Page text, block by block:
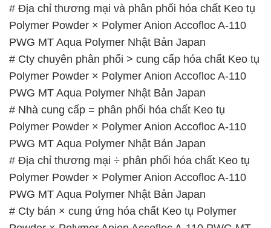
PWG MT Aqua Polymer Nhật Bản Japan
# Nhà cung cấp = phân phối hóa chất Keo tụ
Polymer Powder × Polymer Anion Accofloc A-110
PWG MT Aqua Polymer Nhật Bản Japan
# Địa chỉ thương mại ÷ phân phối hóa chất Keo tụ
Polymer Powder × Polymer Anion Accofloc A-110
PWG MT Aqua Polymer Nhật Bản Japan
# Cty bán × cung ứng hóa chất Keo tụ Polymer
Powder × Polymer Anion Accofloc A-110 PWG MT
Aqua Polymer Nhật Bản Japan
# Công ty chuyên cung ứng — phân phối hóa chất
Keo tụ Polymer Powder × Polymer Anion Accofloc
A-110 PWG MT Aqua Polymer Nhật Bản Japan